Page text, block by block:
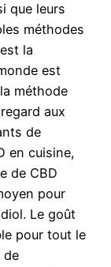
que leurs
méthodes
la
est
méthode
aux
de
en cuisine,
de CBD
pour
Le goût
pour tout le
de